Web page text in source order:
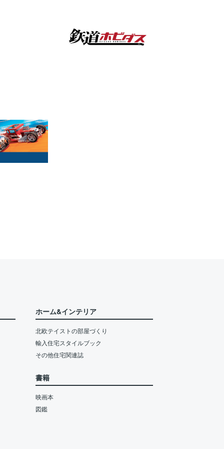
ホーム&インテリア
北欧テイストの部屋づくり
輸入住宅スタイルブック
その他住宅関連誌
書籍
映画本
図鑑